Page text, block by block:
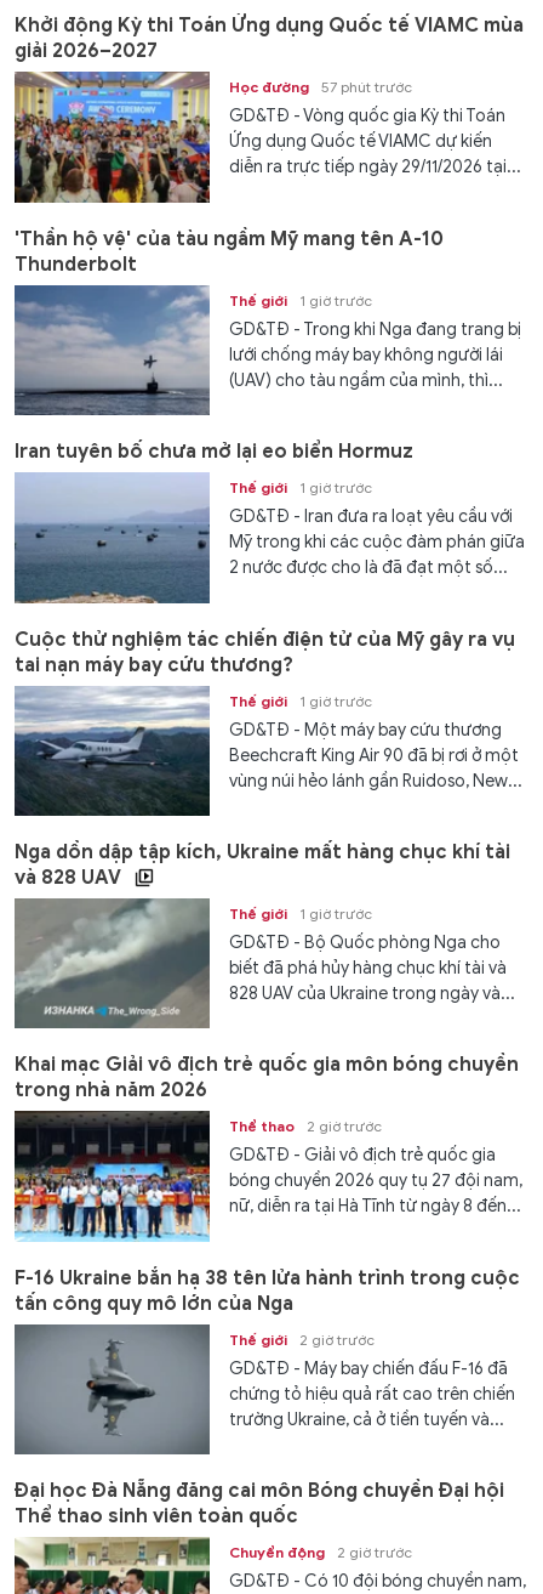
Khởi động Kỳ thi Toán Ứng dụng Quốc tế VIAMC mùa
giải 2026–2027
Học đường 57 phút trước
GD&TĐ - Vòng quốc gia Kỳ thi Toán
Ứng dụng Quốc tế VIAMC dự kiến
diễn ra trực tiếp ngày 29/11/2026 tại...
'Thần hộ vệ' của tàu ngầm Mỹ mang tên A-10
Thunderbolt
Thế giới 1 giờ trước
GD&TĐ - Trong khi Nga đang trang bị
lưới chống máy bay không người lái
(UAV) cho tàu ngầm của mình, thì...
Iran tuyên bố chưa mở lại eo biển Hormuz
Thế giới 1 giờ trước
GD&TĐ - Iran đưa ra loạt yêu cầu với
Mỹ trong khi các cuộc đàm phán giữa
2 nước được cho là đã đạt một số...
Cuộc thử nghiệm tác chiến điện tử của Mỹ gây ra vụ
tai nạn máy bay cứu thương?
Thế giới 1 giờ trước
GD&TĐ - Một máy bay cứu thương
Beechcraft King Air 90 đã bị rơi ở một
vùng núi hẻo lánh gần Ruidoso, New...
Nga dồn dập tập kích, Ukraine mất hàng chục khí tài
và 828 UAV
Thế giới 1 giờ trước
GD&TĐ - Bộ Quốc phòng Nga cho
biết đã phá hủy hàng chục khí tài và
828 UAV của Ukraine trong ngày và...
Khai mạc Giải vô địch trẻ quốc gia môn bóng chuyền
trong nhà năm 2026
Thể thao 2 giờ trước
GD&TĐ - Giải vô địch trẻ quốc gia
bóng chuyền 2026 quy tụ 27 đội nam,
nữ, diễn ra tại Hà Tĩnh từ ngày 8 đến...
F-16 Ukraine bắn hạ 38 tên lửa hành trình trong cuộc
tấn công quy mô lớn của Nga
Thế giới 2 giờ trước
GD&TĐ - Máy bay chiến đấu F-16 đã
chứng tỏ hiệu quả rất cao trên chiến
trường Ukraine, cả ở tiền tuyến và...
Đại học Đà Nẵng đăng cai môn Bóng chuyền Đại hội
Thể thao sinh viên toàn quốc
Chuyển động 2 giờ trước
GD&TĐ - Có 10 đội bóng chuyền nam,